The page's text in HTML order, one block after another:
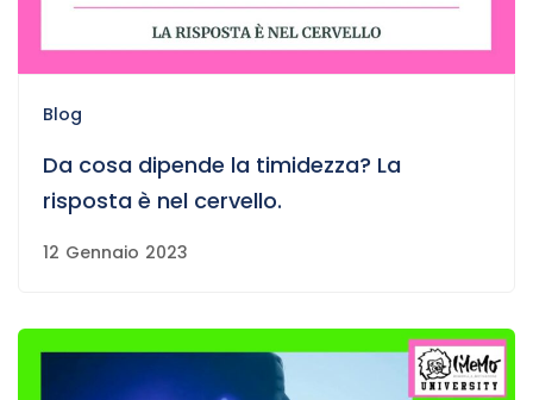
Blog
Da cosa dipende la timidezza? La
risposta è nel cervello.
12 Gennaio 2023